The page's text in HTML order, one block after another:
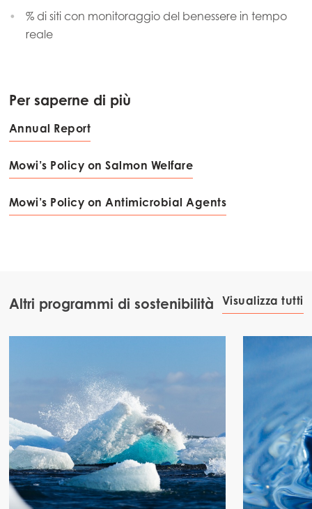
% di siti con monitoraggio del benessere in tempo
reale
Per saperne di più
Annual Report
Mowi’s Policy on Salmon Welfare
Mowi’s Policy on Antimicrobial Agents
Altri programmi di sostenibilità Visualizza tutti